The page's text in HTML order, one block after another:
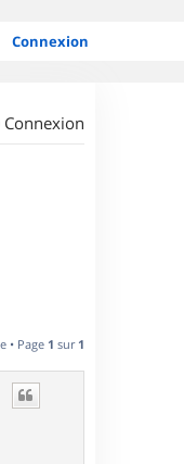
Connexion
Connexion
• Page 1 sur 1